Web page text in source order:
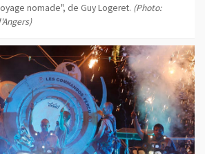
nomade", de Guy Logeret. (Photo: